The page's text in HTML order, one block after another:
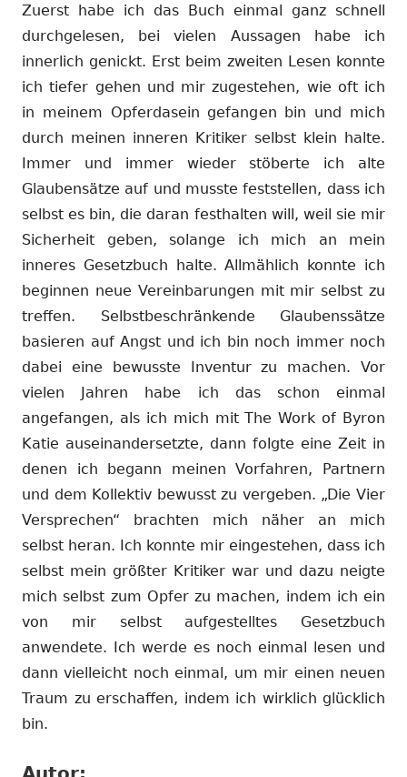
Zuerst habe ich das Buch einmal ganz schnell
durchgelesen, bei vielen Aussagen habe ich
innerlich genickt. Erst beim zweiten Lesen konnte
ich tiefer gehen und mir zugestehen, wie oft ich
in meinem Opferdasein gefangen bin und mich
durch meinen inneren Kritiker selbst klein halte.
Immer und immer wieder stöberte ich alte
Glaubensätze auf und musste feststellen, dass ich
selbst es bin, die daran festhalten will, weil sie mir
Sicherheit geben, solange ich mich an mein
inneres Gesetzbuch halte. Allmählich konnte ich
beginnen neue Vereinbarungen mit mir selbst zu
treffen. Selbstbeschränkende Glaubenssätze
basieren auf Angst und ich bin noch immer noch
dabei eine bewusste Inventur zu machen. Vor
vielen Jahren habe ich das schon einmal
angefangen, als ich mich mit The Work of Byron
Katie auseinandersetzte, dann folgte eine Zeit in
denen ich begann meinen Vorfahren, Partnern
und dem Kollektiv bewusst zu vergeben. „Die Vier
Versprechen“ brachten mich näher an mich
selbst heran. Ich konnte mir eingestehen, dass ich
selbst mein größter Kritiker war und dazu neigte
mich selbst zum Opfer zu machen, indem ich ein
von mir selbst aufgestelltes Gesetzbuch
anwendete. Ich werde es noch einmal lesen und
dann vielleicht noch einmal, um mir einen neuen
Traum zu erschaffen, indem ich wirklich glücklich
bin.